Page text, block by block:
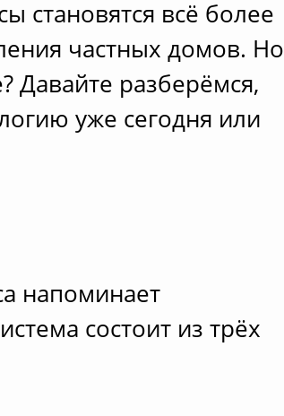
становятся всё более
частных домов. Но
Давайте разберёмся,
уже сегодня или
напоминает
состоит из трёх